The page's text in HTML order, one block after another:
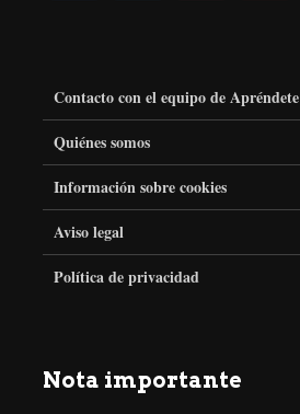
e
b
o
t
Contacto con el equipo de Apréndete
Quiénes somos
Información sobre cookies
Aviso legal
Política de privacidad
Nota importante